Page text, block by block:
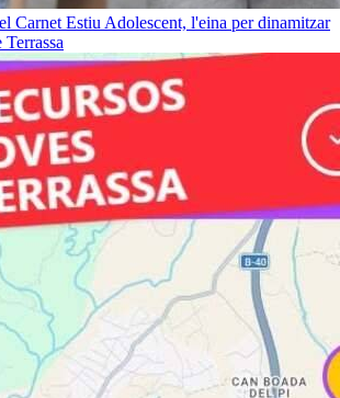
Carnet Estiu Adolescent, l'eina per dinamitzar